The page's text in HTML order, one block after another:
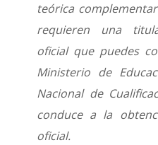
teórica
requieren una
oficial que puedes
Ministerio de
Nacional de
conduce a la
oficial.